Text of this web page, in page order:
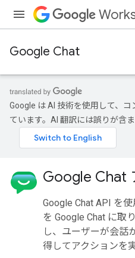
Google Chat
Google は AI 技術を使用して、
ています。AI 翻訳には誤りが含
Google Chat
Google Chat API を
を Google Chat に取
し、ユーザーが会話
得してアクションを